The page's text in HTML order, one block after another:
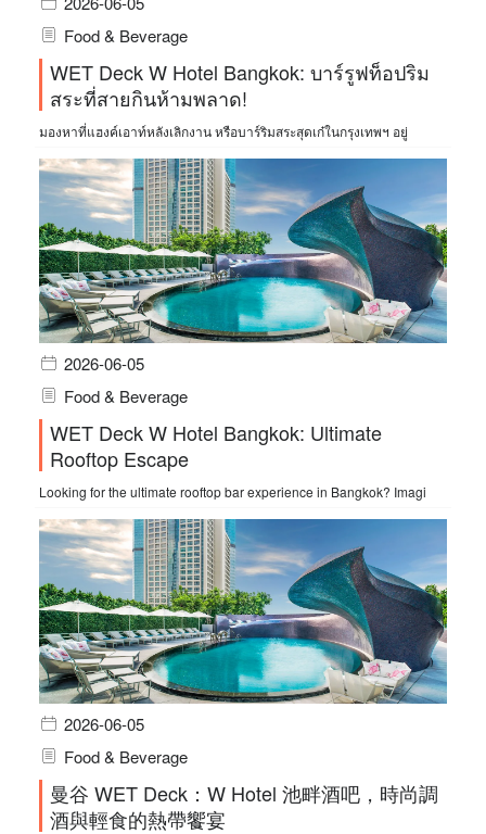
Food & Beverage
WET Deck W Hotel Bangkok: บาร์รูฟท็อปริม
สระที่สายกินห้ามพลาด!
มองหาที่แฮงค์เอาท์หลังเลิกงาน หรือบาร์ริมสระสุดเก๋ในกรุงเทพฯ อยู่
2026-06-05
Food & Beverage
WET Deck W Hotel Bangkok: Ultimate
Rooftop Escape
Looking for the ultimate rooftop bar experience in Bangkok? Imagi
2026-06-05
Food & Beverage
曼谷 WET Deck：W Hotel 池畔酒吧，時尚調
酒與輕食的熱帶饗宴